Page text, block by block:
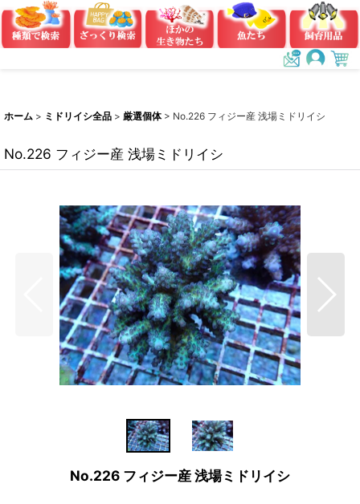
ホーム > ミドリイシ全品 > 厳選個体 > No.226 フィジー産 浅場ミドリイシ
No.226 フィジー産 浅場ミドリイシ
No.226 フィジー産 浅場ミドリイシ